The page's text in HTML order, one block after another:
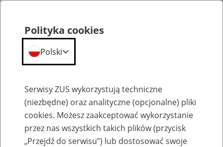
Szkolenia
Polityka cookies
Polski
Serwisy ZUS wykorzystują techniczne
(niezbędne) oraz analityczne (opcjonalne) pliki
cookies. Możesz zaakceptować wykorzystanie
przez nas wszystkich takich plików (przycisk
„Przejdź do serwisu”) lub dostosować swoje